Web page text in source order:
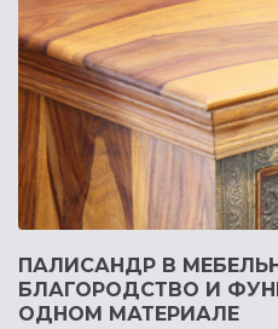
ПАЛИСАНДР В
БЛАГОРОДСТВО И
ОДНОМ МАТЕРИАЛЕ